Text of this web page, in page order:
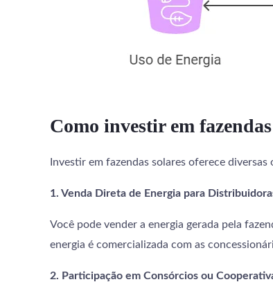
Como investir em
Investir em fazendas solares oferece
1. Venda Direta de Energia para
Você pode vender a energia gerada pela
energia é comercializada com as
2. Participação em Consórcios ou